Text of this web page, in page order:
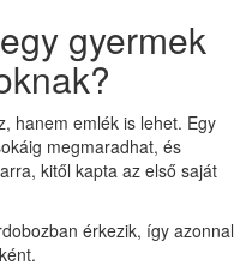
gyermek
hanem emlék is lehet. Egy
megmaradhat, és
kitől kapta az első saját
érkezik, így azonnal